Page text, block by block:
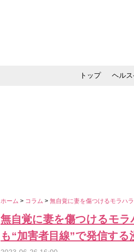
トップ ヘル
ホーム > コラム > 無自覚に妻を傷つけるモラハ
無自覚に妻を傷つけるモ
も“加害者目線”で発信す